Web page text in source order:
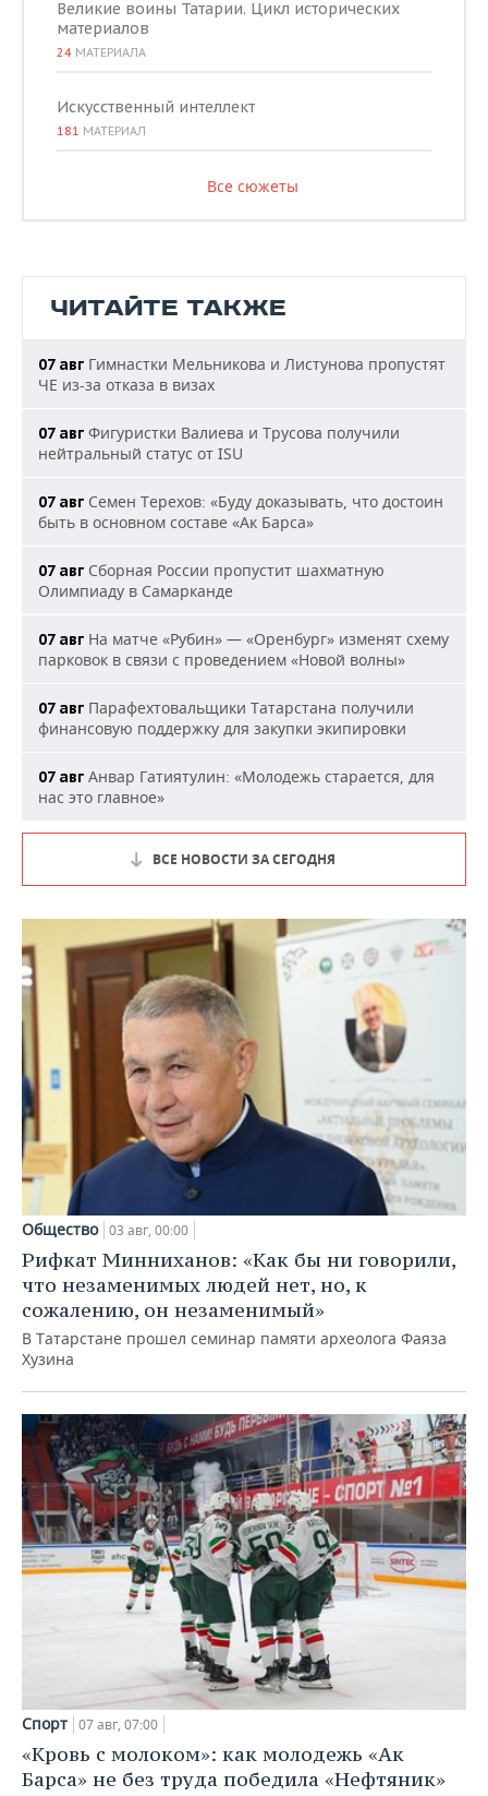
Великие воины Татарии. Цикл исторических
материалов
24 МАТЕРИАЛА
Искусственный интеллект
181 МАТЕРИАЛ
Все сюжеты
ЧИТАЙТЕ ТАКЖЕ
07 авг Гимнастки Мельникова и Листунова пропустят
ЧЕ из-за отказа в визах
07 авг Фигуристки Валиева и Трусова получили
нейтральный статус от ISU
07 авг Семен Терехов: «Буду доказывать, что достоин
быть в основном составе «Ак Барса»
07 авг Сборная России пропустит шахматную
Олимпиаду в Самарканде
07 авг На матче «Рубин» — «Оренбург» изменят схему
парковок в связи с проведением «Новой волны»
07 авг Парафехтовальщики Татарстана получили
финансовую поддержку для закупки экипировки
07 авг Анвар Гатиятулин: «Молодежь старается, для
нас это главное»
ВСЕ НОВОСТИ ЗА СЕГОДНЯ
Общество 03 авг, 00:00
Рифкат Минниханов: «Как бы ни говорили,
что незаменимых людей нет, но, к
сожалению, он незаменимый»
В Татарстане прошел семинар памяти археолога Фаяза
Хузина
Спорт 07 авг, 07:00
«Кровь с молоком»: как молодежь «Ак
Барса» не без труда победила «Нефтяник»